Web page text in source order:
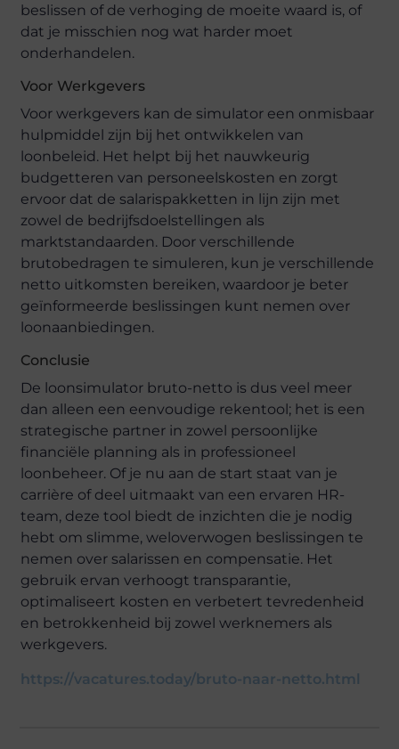
beslissen of de verhoging de moeite waard is, of
dat je misschien nog wat harder moet
onderhandelen.
Voor Werkgevers
Voor werkgevers kan de simulator een onmisbaar
hulpmiddel zijn bij het ontwikkelen van
loonbeleid. Het helpt bij het nauwkeurig
budgetteren van personeelskosten en zorgt
ervoor dat de salarispakketten in lijn zijn met
zowel de bedrijfsdoelstellingen als
marktstandaarden. Door verschillende
brutobedragen te simuleren, kun je verschillende
netto uitkomsten bereiken, waardoor je beter
geïnformeerde beslissingen kunt nemen over
loonaanbiedingen.
Conclusie
De loonsimulator bruto-netto is dus veel meer
dan alleen een eenvoudige rekentool; het is een
strategische partner in zowel persoonlijke
financiële planning als in professioneel
loonbeheer. Of je nu aan de start staat van je
carrière of deel uitmaakt van een ervaren HR-
team, deze tool biedt de inzichten die je nodig
hebt om slimme, weloverwogen beslissingen te
nemen over salarissen en compensatie. Het
gebruik ervan verhoogt transparantie,
optimaliseert kosten en verbetert tevredenheid
en betrokkenheid bij zowel werknemers als
werkgevers.
https://vacatures.today/bruto-naar-netto.html